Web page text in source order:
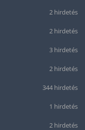
2 hirdetés
2 hirdetés
3 hirdetés
2 hirdetés
344 hirdetés
1 hirdetés
2 hirdetés